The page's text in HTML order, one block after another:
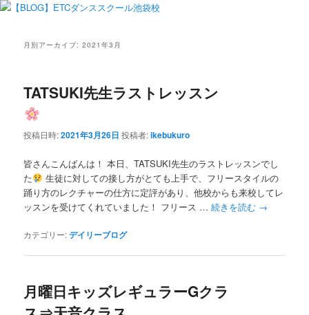
月別アーカイブ:2021年3月
TATSUKI先生ラストレッスン
投稿日時:2021年3月26日 投稿者:ikebukuro
皆さんこんばんは！ 本日、TATSUKI先生のラストレッスンでし
た
生徒に対しての接し方がとても上手で、フリースタイルの
踊り方のレクチャーの仕方に定評があり、他校からも来校してレ
ッスンを受けてくれていました！ フリース …続きを読む →
カテゴリー:デイリーブログ
月曜日キッズレギュラーGクラ